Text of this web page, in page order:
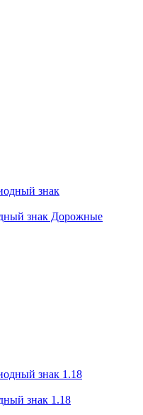
знак Дорожные
знак 1.18